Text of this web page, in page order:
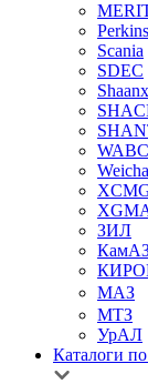
Perkins
Scania
SDEC
ЗИЛ
МАЗ
МТЗ
УрАЛ
Каталоги